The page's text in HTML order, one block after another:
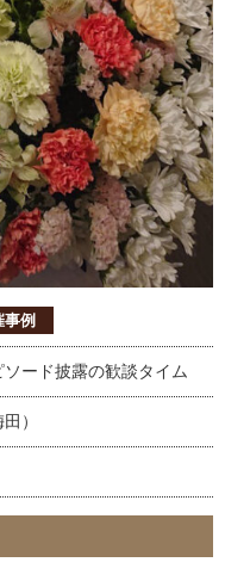
例
ソード披露の歓談タイム
）